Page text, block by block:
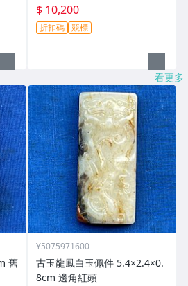
$ 10,200
折扣碼 競標
看更多
舊
Y5075971600
古玉龍鳳白玉佩件 5.4×2.4×0.
8cm 邊角紅頭